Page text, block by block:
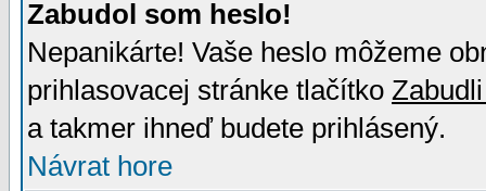
Zabudol som heslo!
Nepanikárte! Vaše heslo môžeme
prihlasovacej stránke tlačítko
a takmer ihneď budete prihlásený.
Návrat hore